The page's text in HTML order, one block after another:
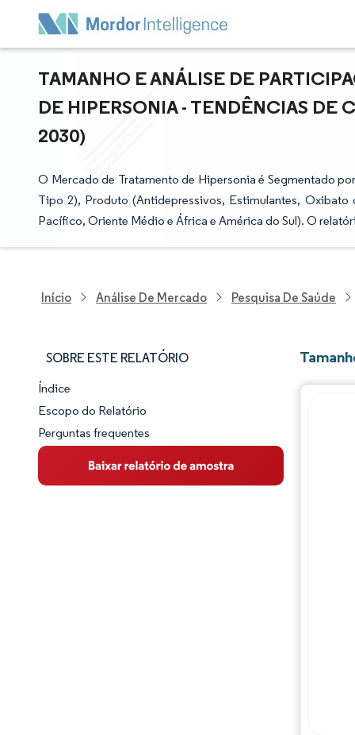
TAMANHO E ANÁLISE DE
DE HIPERSONIA - TENDÊNCIAS DE
2030)
O Mercado de Tratamento de Hipersonia é Segmentado
Tipo 2), Produto (Antidepressivos, Estimulantes,
Pacífico, Oriente Médio e África e América do Sul). O
Início Análise De Mercado Pesquisa De Saúde
SOBRE ESTE RELATÓRIO
Panorama do Mercado
Visão Geral do Mercado
Principais Tendências de Mercado
Índice
Escopo do Relatório
Perguntas frequentes